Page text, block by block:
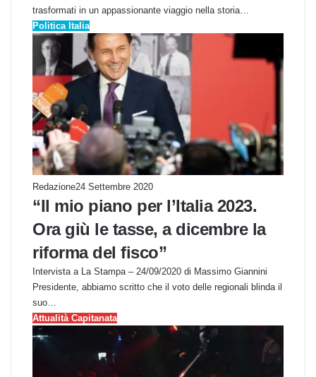
trasformati in un appassionante viaggio nella storia…
Politica Italia
Redazione24 Settembre 2020
“Il mio piano per l’Italia 2023.
Ora giù le tasse, a dicembre la
riforma del fisco”
Intervista a La Stampa – 24/09/2020 di Massimo Giannini
Presidente, abbiamo scritto che il voto delle regionali blinda il
suo…
Attualità Capitanata